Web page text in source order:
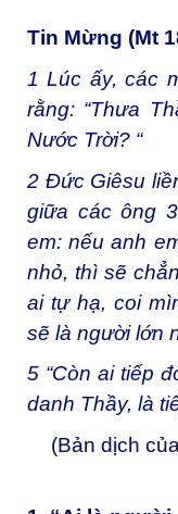
Tin Mừng (Mt
1 Lúc ấy, các
rằng: “Thưa
Nước Trời? “
2 Đức Giêsu
giữa các ông 3
em: nếu anh
nhỏ, thì sẽ
ai tự hạ, coi
sẽ là người lớn
5 “Còn ai tiếp
danh Thầy, là
(Bản dịch